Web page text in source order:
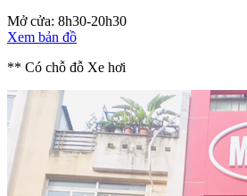
Mở cửa: 8h30-20h30
Xem bản đồ
** Có chỗ đỗ Xe hơi